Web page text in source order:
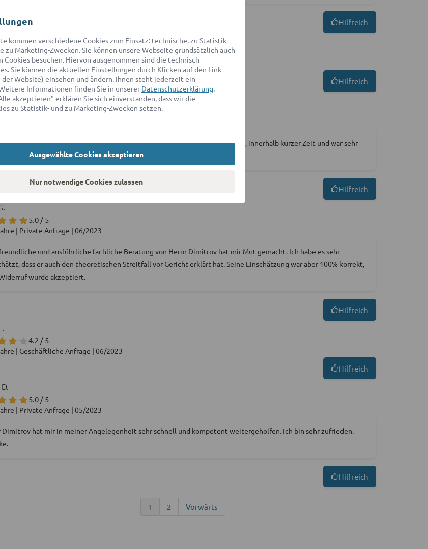
Hilfreich
B.
4.8 / 5
| Geschäftliche Anfrage | 04/2023
Hilfreich
5.0 / 5
Dimitrow ist absolut top! Hat die Rechtsproblematik super erkannt in Detail, innerhalb kurzer Zeit und war sehr
im Kontakt mir gegenüber. Herzlichen Dank!
Hilfreich
5.0 / 5
| Private Anfrage | 06/2023
und ausführliche fachliche Beratung von Herrn Dimitrov hat mir Mut gemacht. Ich habe es sehr
dass er auch den theoretischen Streitfall vor Gericht erklärt hat. Seine Einschätzung war aber 100% korrekt,
wurde akzeptiert.
Hilfreich
4.2 / 5
| Geschäftliche Anfrage | 06/2023
Hilfreich
5.0 / 5
| Private Anfrage | 05/2023
Dimitrov hat mir in meiner Angelegenheit sehr schnell und kompetent weitergeholfen. Ich bin sehr zufrieden.
Hilfreich
1 2 Vorwärts
kommen verschiedene Cookies zum Einsatz: technische, zu Statistik-
zu Marketing-Zwecken. Sie können unsere Webseite grundsätzlich auch
Cookies besuchen. Hiervon ausgenommen sind die technisch
Sie können die aktuellen Einstellungen durch Klicken auf den Link
der Website) einsehen und ändern. Ihnen steht jederzeit ein
Informationen finden Sie in unserer Datenschutzerklärung.
akzeptieren" erklären Sie sich einverstanden, dass wir die
zu Statistik- und zu Marketing-Zwecken setzen.
Ausgewählte Cookies akzeptieren
Nur notwendige Cookies zulassen